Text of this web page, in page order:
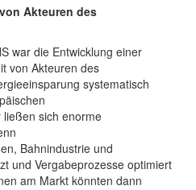
Akteuren des
war die Entwicklung einer
von Akteuren des
systematisch
sich enorme
Bahnindustrie und
und Vergabeprozesse optimiert
am Markt könnten dann